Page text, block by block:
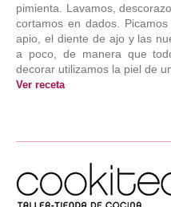
pimienta. Lavamos,
cortamos en dados.
apio, el diente de ajo y las
a poco, de manera que
decorar utilizamos la piel de
Ver receta